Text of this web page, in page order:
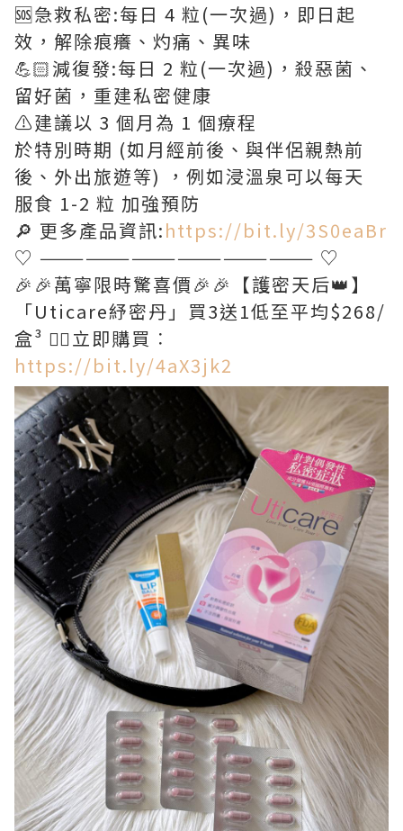
🆘急救私密:每日 4 粒(一次過)，即日起
效，解除痕癢、灼痛、異味
💪🏻減復發:每日 2 粒(一次過)，殺惡菌、
留好菌，重建私密健康
⚠️建議以 3 個月為 1 個療程
於特別時期 (如月經前後、與伴侶親熱前
後、外出旅遊等) ，例如浸溫泉可以每天
服⻝ 1-2 粒 加強預防
🔎 更多產品資訊:https://bit.ly/3S0eaBr
♡ —————————————————— ♡
🎉🎉萬寧限時驚喜價🎉🎉【護密天后👑】
「Uticare紓密丹」買3送1低至平均$268/
盒³ 👉🏻立即購買︰
https://bit.ly/4aX3jk2